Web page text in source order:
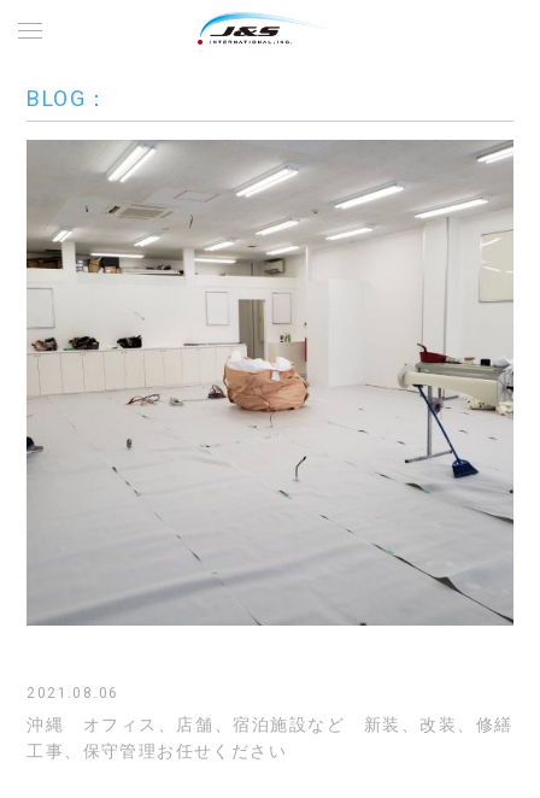
BLOG：
2021.08.06
沖縄 オフィス、店舗、宿泊施設など 新装、改装、修繕
工事、保守管理お任せください